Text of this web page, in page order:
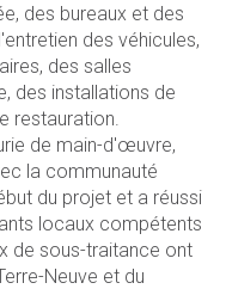
des bureaux et des
des véhicules,
des salles
des installations de
restauration.
de main-d'œuvre,
la communauté
du projet et a réussi
locaux compétents
de sous-traitance ont
Neuve et du